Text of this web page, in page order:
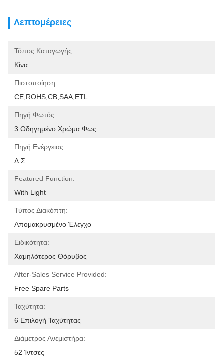
Λεπτομέρειες
Τόπος Καταγωγής:
Κίνα
Πιστοποίηση:
CE,ROHS,CB,SAA,ETL
Πηγή Φωτός:
3 Οδηγημένο Χρώμα Φως
Πηγή Ενέργειας:
Δ.Σ.
Featured Function:
With Light
Τύπος Διακόπτη:
Απομακρυσμένο Έλεγχο
Ειδικότητα:
Χαμηλότερος Θόρυβος
After-Sales Service Provided:
Free Spare Parts
Ταχύτητα:
6 Επιλογή Ταχύτητας
Διάμετρος Ανεμιστήρα:
52 Ίντσες